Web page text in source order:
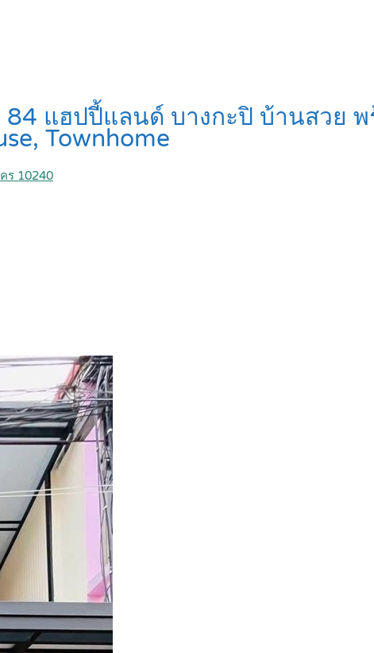
แฮปปี้แลนด์ บางกะปิ บ้านสวย
Townhome
ร 10240